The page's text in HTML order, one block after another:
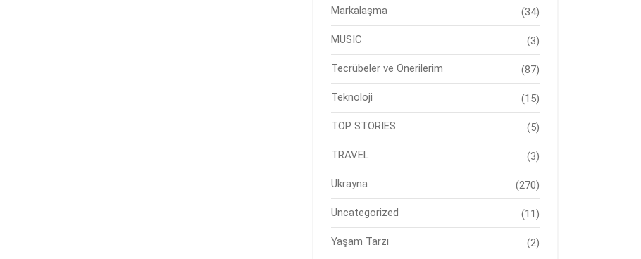
Markalaşma (34)
MUSIC (3)
Tecrübeler ve Önerilerim (87)
Teknoloji (15)
TOP STORIES (5)
TRAVEL (3)
Ukrayna (270)
Uncategorized (11)
Yaşam Tarzı (2)